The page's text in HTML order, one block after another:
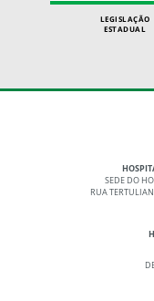
LEGISLAÇÃO
ESTADUAL
SEDE DO
RUA